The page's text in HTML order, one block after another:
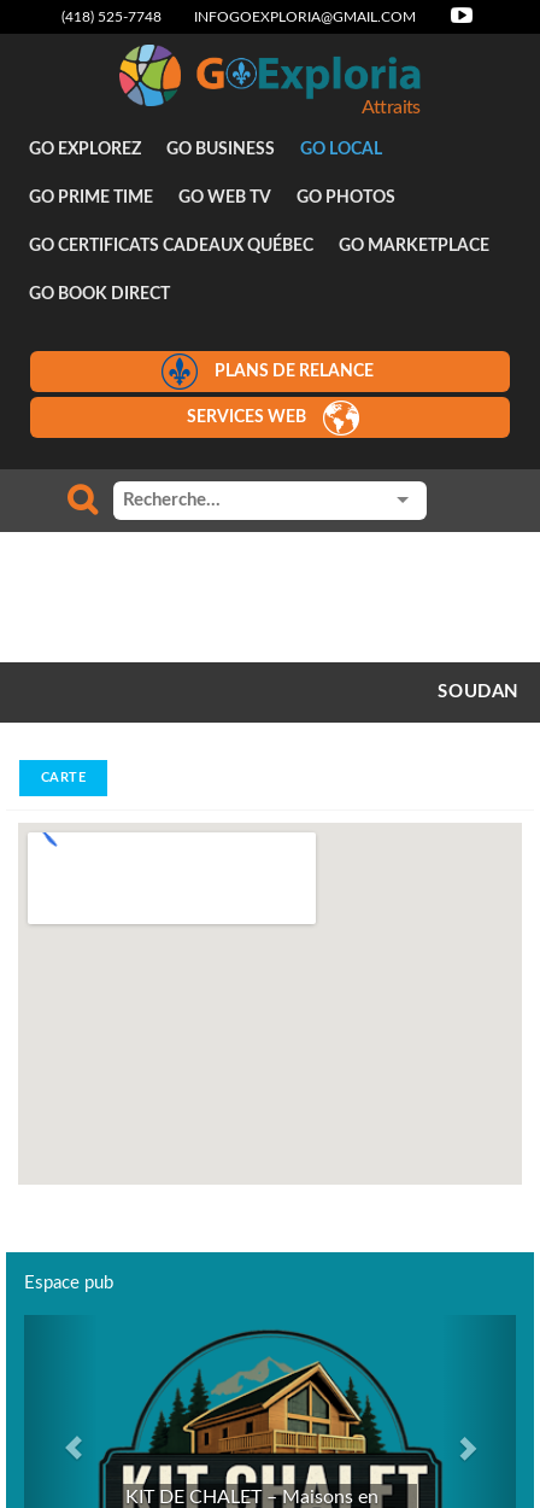
(418) 525-7748 INFOGOEXPLORIA@GMAIL.COM
Attraits
GO EXPLOREZ GO BUSINESS GO LOCAL
GO PRIME TIME GO WEB TV GO PHOTOS
GO CERTIFICATS CADEAUX QUÉBEC GO MARKETPLACE
GO BOOK DIRECT
PLANS DE RELANCE
SERVICES WEB
SOUDAN
CARTE
Espace pub
KIT DE CHALET – Maisons en